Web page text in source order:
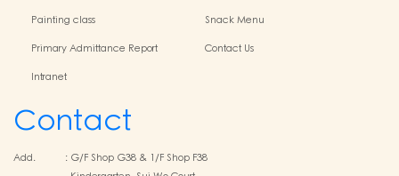
Painting class
Snack Menu
Primary Admittance Report
Contact Us
Intranet
Contact
Add. : G/F Shop G38 & 1/F Shop F38